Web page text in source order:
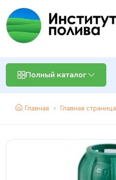
Полный каталог
Главная Главная страница